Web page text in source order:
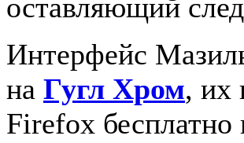
Интерфейс
на Гугл Хром, их
Firefox